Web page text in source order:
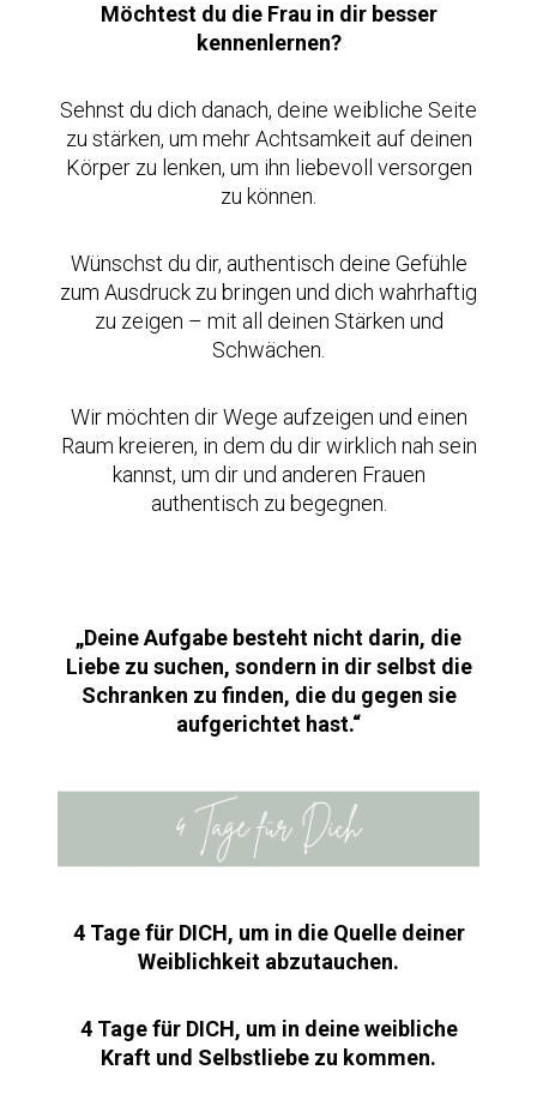
Möchtest du die Frau in dir besser
kennenlernen?
Sehnst du dich danach, deine weibliche Seite
zu stärken, um mehr Achtsamkeit auf deinen
Körper zu lenken, um ihn liebevoll versorgen
zu können.
Wünschst du dir, authentisch deine Gefühle
zum Ausdruck zu bringen und dich wahrhaftig
zu zeigen – mit all deinen Stärken und
Schwächen.
Wir möchten dir Wege aufzeigen und einen
Raum kreieren, in dem du dir wirklich nah sein
kannst, um dir und anderen Frauen
authentisch zu begegnen.
„Deine Aufgabe besteht nicht darin, die
Liebe zu suchen, sondern in dir selbst die
Schranken zu finden, die du gegen sie
aufgerichtet hast.“
4 Tage für DICH, um in die Quelle deiner
Weiblichkeit abzutauchen.
4 Tage für DICH, um in deine weibliche
Kraft und Selbstliebe zu kommen.